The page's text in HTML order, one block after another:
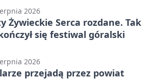
2026
Żywieckie Serca rozdane. Tak
się festiwal góralski
2026
przejadą przez powiat